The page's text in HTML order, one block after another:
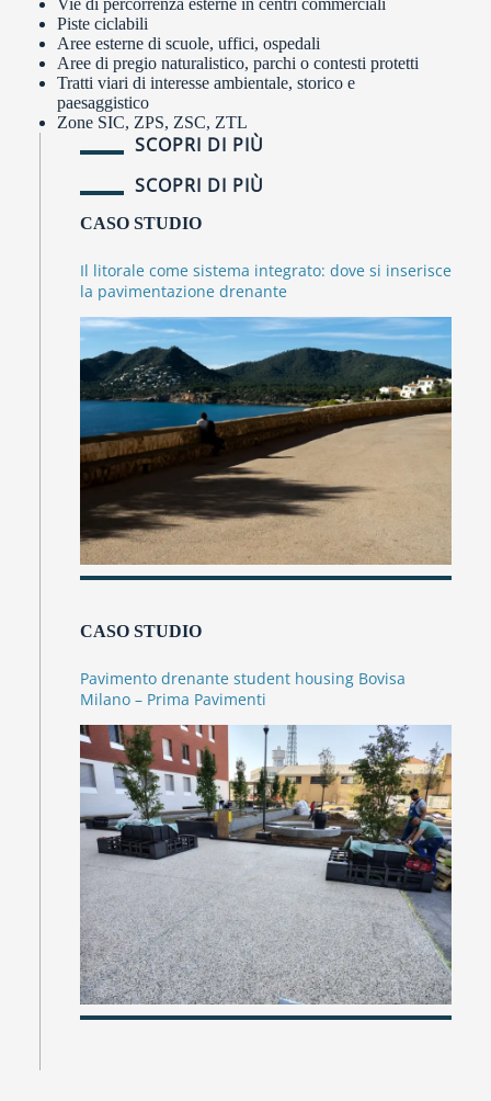
Vie di percorrenza esterne in centri commerciali
Piste ciclabili
Aree esterne di scuole, uffici, ospedali
Aree di pregio naturalistico, parchi o contesti protetti
Tratti viari di interesse ambientale, storico e
paesaggistico
Zone SIC, ZPS, ZSC, ZTL
SCOPRI DI PIÙ
SCOPRI DI PIÙ
CASO STUDIO
Il litorale come sistema integrato: dove si inserisce
la pavimentazione drenante
CASO STUDIO
Pavimento drenante student housing Bovisa
Milano – Prima Pavimenti